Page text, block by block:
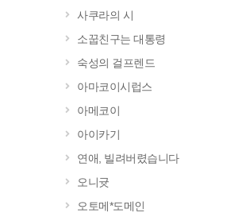
사쿠라의 시
소꿉친구는 대통령
숙성의 걸프렌드
아마코이시럽스
아메코이
아이카기
연애, 빌려버렸습니다
오니귯
오토메*도메인